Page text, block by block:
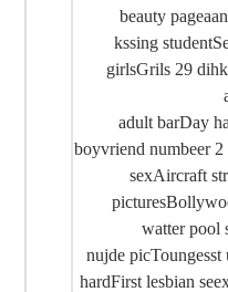
beauty
kssing
girlsGrils 29
adult barDay
boyvriend numbeer
sexAircraft
watter pool
nujde
hardFirst lesbian